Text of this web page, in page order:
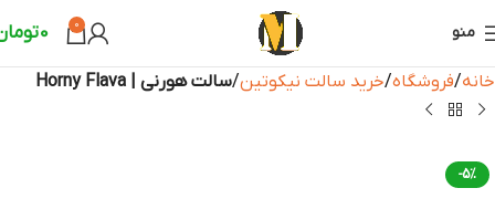
منو 0
0
خانه فروشگاه خرید سالت نیکوتین سالت هورنی | Horny Flava
-5%